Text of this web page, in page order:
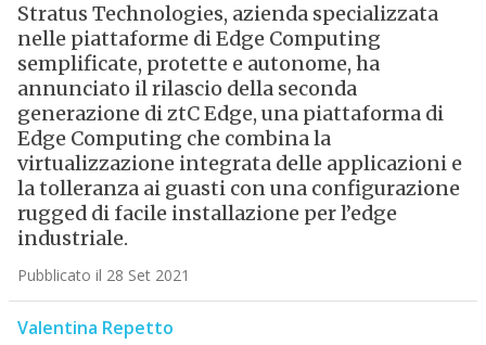
Stratus Technologies, azienda specializzata
nelle piattaforme di Edge Computing
semplificate, protette e autonome, ha
annunciato il rilascio della seconda
generazione di ztC Edge, una piattaforma di
Edge Computing che combina la
virtualizzazione integrata delle applicazioni e
la tolleranza ai guasti con una configurazione
rugged di facile installazione per l’edge
industriale.
Pubblicato il 28 Set 2021
Valentina Repetto